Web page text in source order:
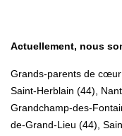
Actuellement, nous
Grands-parents de
Saint-Herblain (44),
Grandchamp-des-
de-Grand-Lieu (44),